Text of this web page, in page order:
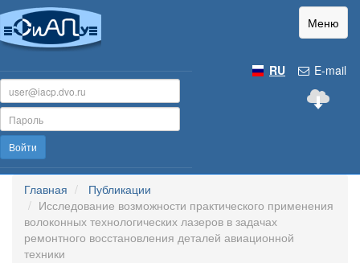
Меню
E-mail
RU
Войти
Главная
Публикации
Исследование возможности практического применения
волоконных технологических лазеров в задачах
ремонтного восстановления деталей авиационной
техники